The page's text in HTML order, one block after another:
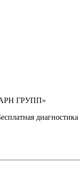
ГРУПП»
диагностика